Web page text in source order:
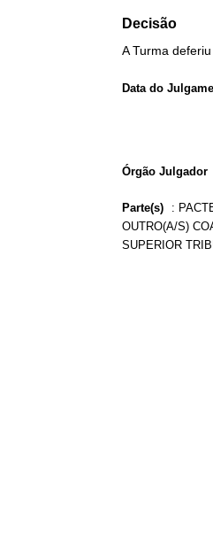
Decisão
A Turma
Data do
Órgão Julgador
Parte(s) :
OUTRO(A/S)
SUPERIOR